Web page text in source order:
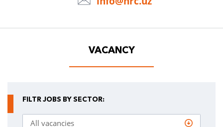
VACANCY
FILTR JOBS BY SECTOR: